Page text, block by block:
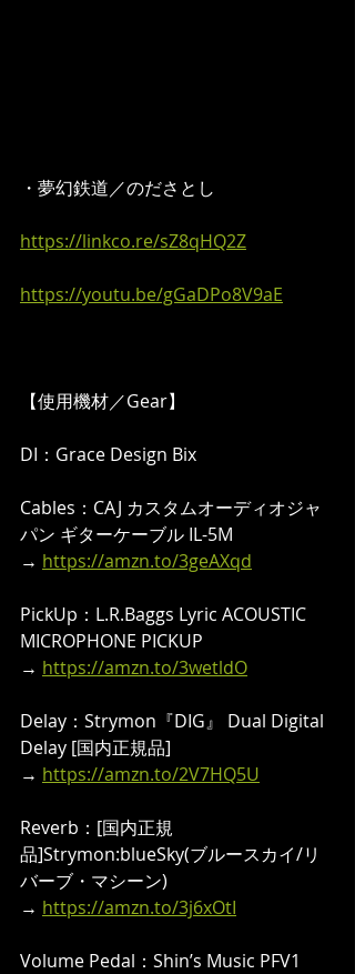
・夢幻鉄道／のださとし
https://linkco.re/sZ8qHQ2Z
https://youtu.be/gGaDPo8V9aE
【使用機材／Gear】
DI：Grace Design Bix
Cables：CAJ カスタムオーディオジャ
パン ギターケーブル IL-5M
→ https://amzn.to/3geAXqd
PickUp：L.R.Baggs Lyric ACOUSTIC
MICROPHONE PICKUP
→ https://amzn.to/3wetldO
Delay：Strymon『DIG』 Dual Digital
Delay [国内正規品]
→ https://amzn.to/2V7HQ5U
Reverb：[国内正規
品]Strymon:blueSky(ブルースカイ/リ
バーブ・マシーン)
→ https://amzn.to/3j6xOtI
Volume Pedal：Shin’s Music PFV1